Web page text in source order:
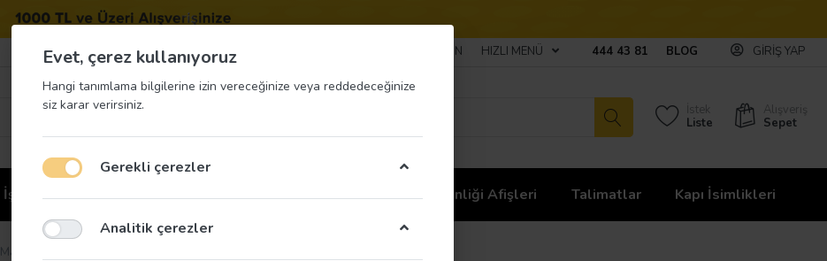
BIZE ULAŞIN HIZLI MENÜ 444 43 81 BLOG GIRIŞ YAP
İstek
Liste
Alışveriş
Sepet
İş Güvenliği Etiketleri İş Güvenliği Ekipmanları İş Güvenliği Afişleri Talimatlar Kapı İsimlikleri
Mapi Kart Kabı Yatay Beyaz 86 x 54 mm
Evet, çerez kullanıyoruz
Hangi tanımlama bilgilerine izin vereceğinize veya reddedeceğinize
siz karar verirsiniz.
Gerekli çerezler
Analitik çerezler